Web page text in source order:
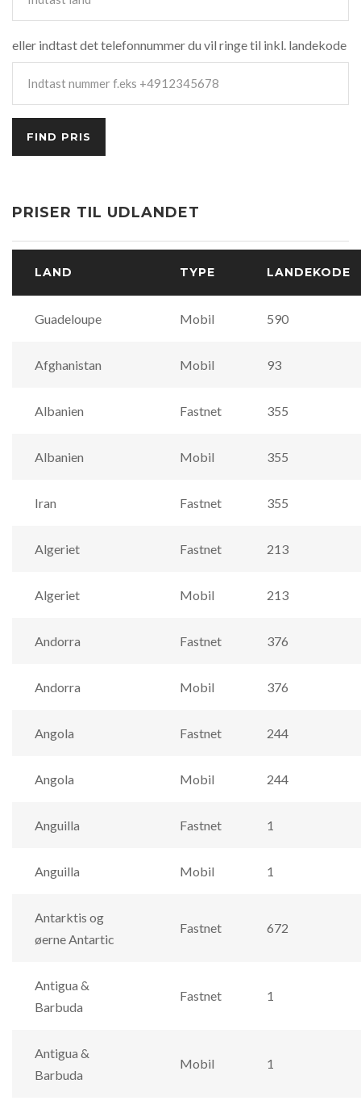
eller indtast det telefonnummer du vil ringe til inkl. landekode
PRISER TIL UDLANDET
LAND TYPE LANDEKODE
Guadeloupe Mobil 590
Afghanistan Mobil 93
Albanien Fastnet 355
Albanien Mobil 355
Iran Fastnet 355
Algeriet Fastnet 213
Algeriet Mobil 213
Andorra Fastnet 376
Andorra Mobil 376
Angola Fastnet 244
Angola Mobil 244
Anguilla Fastnet 1
Anguilla Mobil 1
Antarktis og
øerne Antartic
Fastnet 672
Antigua &
Barbuda
Fastnet 1
Antigua &
Barbuda
Mobil 1